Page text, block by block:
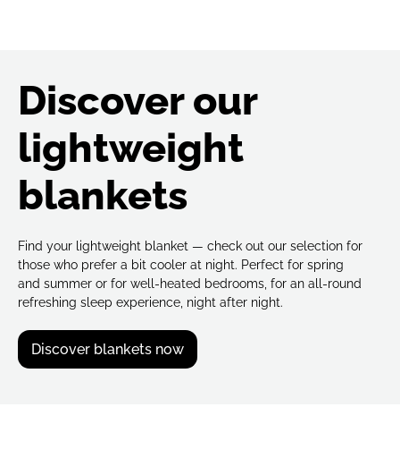
Discover our
lightweight
blankets
Find your lightweight blanket — check out our selection for
those who prefer a bit cooler at night. Perfect for spring
and summer or for well-heated bedrooms, for an all-round
refreshing sleep experience, night after night.
Discover blankets now